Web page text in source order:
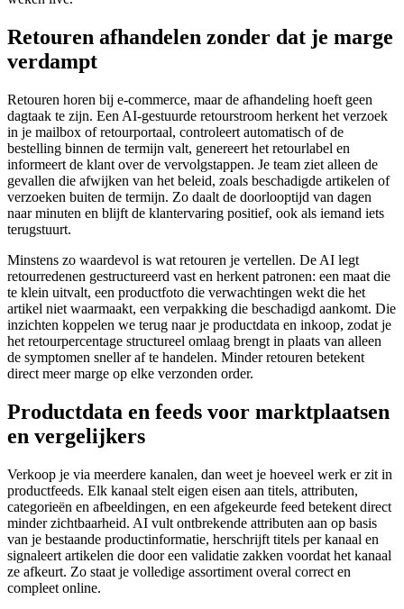
Retouren afhandelen zonder dat je marge
verdampt
Retouren horen bij e-commerce, maar de afhandeling hoeft geen
dagtaak te zijn. Een AI-gestuurde retourstroom herkent het verzoek
in je mailbox of retourportaal, controleert automatisch of de
bestelling binnen de termijn valt, genereert het retourlabel en
informeert de klant over de vervolgstappen. Je team ziet alleen de
gevallen die afwijken van het beleid, zoals beschadigde artikelen of
verzoeken buiten de termijn. Zo daalt de doorlooptijd van dagen
naar minuten en blijft de klantervaring positief, ook als iemand iets
terugstuurt.
Minstens zo waardevol is wat retouren je vertellen. De AI legt
retourredenen gestructureerd vast en herkent patronen: een maat die
te klein uitvalt, een productfoto die verwachtingen wekt die het
artikel niet waarmaakt, een verpakking die beschadigd aankomt. Die
inzichten koppelen we terug naar je productdata en inkoop, zodat je
het retourpercentage structureel omlaag brengt in plaats van alleen
de symptomen sneller af te handelen. Minder retouren betekent
direct meer marge op elke verzonden order.
Productdata en feeds voor marktplaatsen
en vergelijkers
Verkoop je via meerdere kanalen, dan weet je hoeveel werk er zit in
productfeeds. Elk kanaal stelt eigen eisen aan titels, attributen,
categorieën en afbeeldingen, en een afgekeurde feed betekent direct
minder zichtbaarheid. AI vult ontbrekende attributen aan op basis
van je bestaande productinformatie, herschrijft titels per kanaal en
signaleert artikelen die door een validatie zakken voordat het kanaal
ze afkeurt. Zo staat je volledige assortiment overal correct en
compleet online.